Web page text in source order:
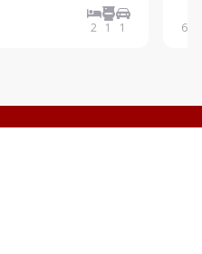
modernidade em
variam de 44m² a
2 1 1 68